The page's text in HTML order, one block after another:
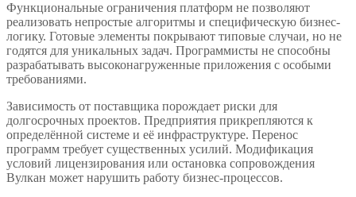
Функциональные ограничения платформ не позволяют
реализовать непростые алгоритмы и специфическую бизнес-
логику. Готовые элементы покрывают типовые случаи, но не
годятся для уникальных задач. Программисты не способны
разрабатывать высоконагруженные приложения с особыми
требованиями.
Зависимость от поставщика порождает риски для
долгосрочных проектов. Предприятия прикрепляются к
определённой системе и её инфраструктуре. Перенос
программ требует существенных усилий. Модификация
условий лицензирования или остановка сопровождения
Вулкан может нарушить работу бизнес-процессов.